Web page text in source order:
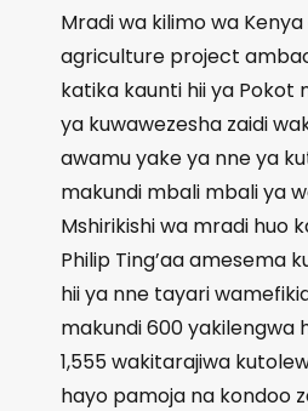
Mradi wa kilimo wa
agriculture project
katika kaunti hii ya Pokot
ya kuwawezesha zaidi
awamu yake ya nne ya
makundi mbali mbali ya
Mshirikishi wa mradi huo
Philip Ting’aa amesema
hii ya nne tayari
makundi 600 yakilengwa
1,555 wakitarajiwa
hayo pamoja na kondoo